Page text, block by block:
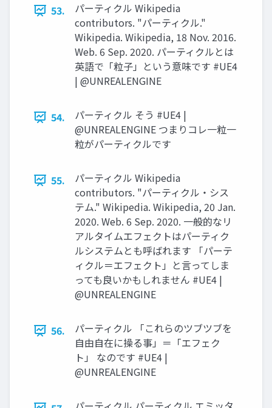
53.
パーティクル Wikipedia
contributors. "パーティクル."
Wikipedia. Wikipedia, 18 Nov. 2016.
Web. 6 Sep. 2020. パーティクルとは
英語で「粒子」という意味です #UE4
| @UNREALENGINE
54.
パーティクル そう #UE4 |
@UNREALENGINE つまりコレ一粒一
粒がパーティクルです
55.
パーティクル Wikipedia
contributors. "パーティクル・シス
テム." Wikipedia. Wikipedia, 20 Jan.
2020. Web. 6 Sep. 2020. 一般的なリ
アルタイムエフェクトはパーティク
ルシステムとも呼ばれます 「パーテ
ィクル＝エフェクト」と言ってしま
っても良いかもしれません #UE4 |
@UNREALENGINE
56.
パーティクル 「これらのツブツブを
自由自在に操る事」＝「エフェク
ト」 なのです #UE4 |
@UNREALENGINE